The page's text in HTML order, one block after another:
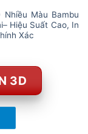
Nhiều Màu Bambu
Hiệu Suất Cao, In
Xác
3D